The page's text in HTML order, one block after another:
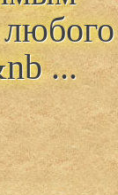
...